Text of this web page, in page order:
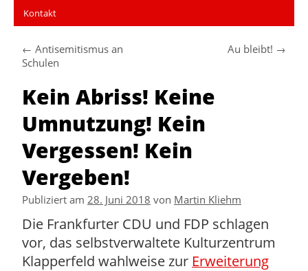
Kontakt
← Antisemitismus an
Schulen
Au bleibt! →
Kein Abriss! Keine
Umnutzung! Kein
Vergessen! Kein
Vergeben!
Publiziert am 28. Juni 2018 von Martin Kliehm
Die Frankfurter CDU und FDP schlagen
vor, das selbstverwaltete Kulturzentrum
Klapperfeld wahlweise zur Erweiterung